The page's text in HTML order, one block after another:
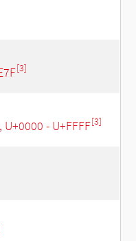
[3]
- U+FFFF[3]